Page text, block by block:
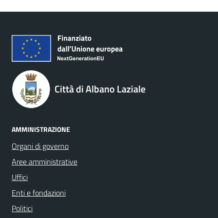
Città di Albano Laziale
AMMINISTRAZIONE
Organi di governo
Aree amministrative
Uffici
Enti e fondazioni
Politici